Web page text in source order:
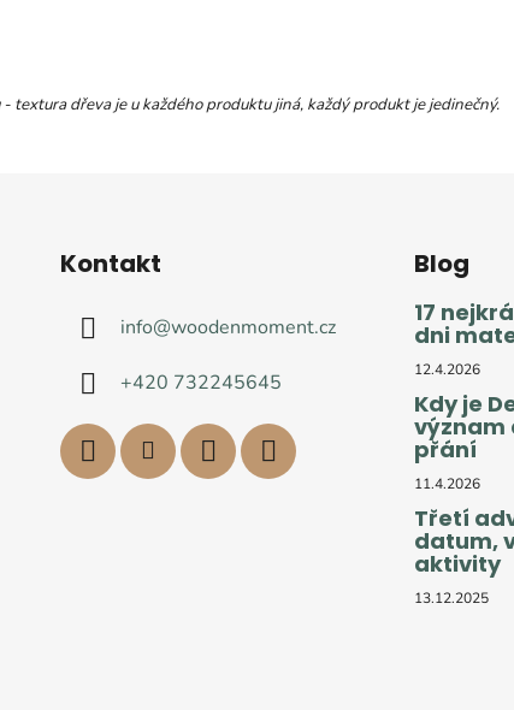
textura dřeva je u každého produktu jiná, každý produkt je jedinečný.
Kontakt
info@woodenmoment.cz
+420 732245645
Blog
17
dni
12.4.2026
Kdy je
význam
přání
11.4.2026
Třetí
datum,
aktivity
13.12.2025